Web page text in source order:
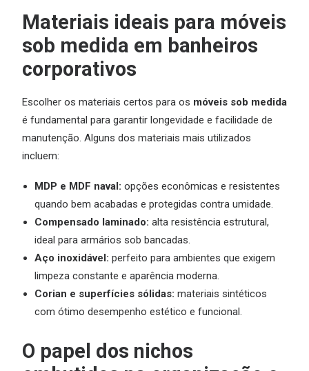
Materiais ideais para móveis
sob medida em banheiros
corporativos
Escolher os materiais certos para os móveis sob medida
é fundamental para garantir longevidade e facilidade de
manutenção. Alguns dos materiais mais utilizados
incluem:
MDP e MDF naval: opções econômicas e resistentes
quando bem acabadas e protegidas contra umidade.
Compensado laminado: alta resistência estrutural,
ideal para armários sob bancadas.
Aço inoxidável: perfeito para ambientes que exigem
limpeza constante e aparência moderna.
Corian e superfícies sólidas: materiais sintéticos
com ótimo desempenho estético e funcional.
O papel dos nichos